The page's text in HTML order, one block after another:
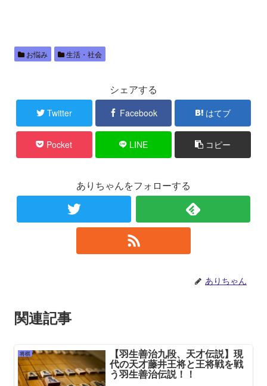
お悩み 生活・社会
シェアする
Twitter Facebook はてブ
Pocket LINE コピー
ありちゃんをフォローする
ありちゃん
関連記事
将棋 【羽生善治九段、天才伝説】現
代の天才藤井王将と王将戦を戦
う羽生善治伝説！！